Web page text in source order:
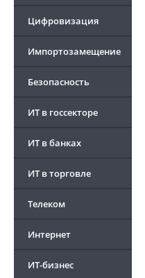
Цифровизация
Импортозамещение
Безопасность
ИТ в госсекторе
ИТ в банках
ИТ в торговле
Телеком
Интернет
ИТ-бизнес